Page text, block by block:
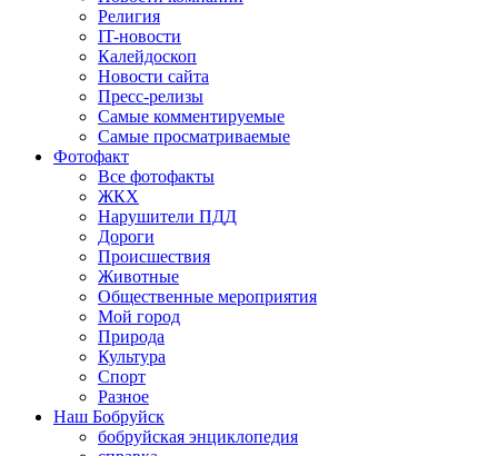
Религия
IT-новости
Калейдоскоп
Новости сайта
Пресс-релизы
Самые комментируемые
Самые просматриваемые
Фотофакт
Все фотофакты
ЖКХ
Нарушители ПДД
Дороги
Происшествия
Животные
Общественные мероприятия
Мой город
Природа
Культура
Спорт
Разное
Наш Бобруйск
бобруйская энциклопедия